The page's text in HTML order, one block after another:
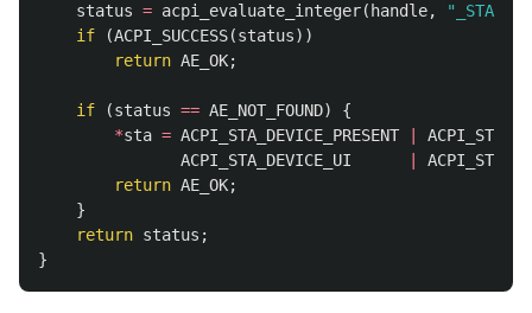
status = acpi_evaluate_integer( handle, "_STA"
if
(ACPI_SUCCESS(status))
return AE_OK;
if (status == AE_NOT_FOUND)
{
*sta = ACPI_STA_DEVICE_PRESENT
ACPI_STA_DEVICE_UI
return AE_OK;
}
return status ;
}